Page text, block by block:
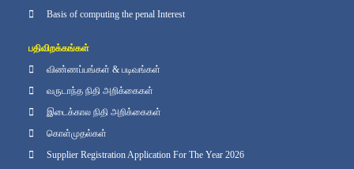
Basis of computing the penal Interest
பதிவிறக்கங்கள்
விண்ணப்பங்கள் & படிவங்கள்
வருடாந்த நிதி அறிக்கைகள்
இடைக்கால நிதி அறிக்கைகள்
கொள்முதல்கள்
Supplier Registration Application For The Year 2026